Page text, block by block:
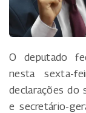
O deputado
nesta sexta-
declarações do
e secretário-